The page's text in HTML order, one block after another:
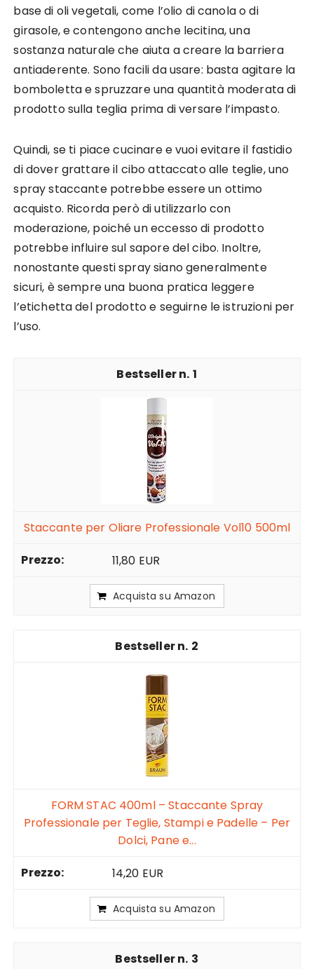
base di oli vegetali, come l’olio di canola o di
girasole, e contengono anche lecitina, una
sostanza naturale che aiuta a creare la barriera
antiaderente. Sono facili da usare: basta agitare la
bomboletta e spruzzare una quantità moderata di
prodotto sulla teglia prima di versare l’impasto.
Quindi, se ti piace cucinare e vuoi evitare il fastidio
di dover grattare il cibo attaccato alle teglie, uno
spray staccante potrebbe essere un ottimo
acquisto. Ricorda però di utilizzarlo con
moderazione, poiché un eccesso di prodotto
potrebbe influire sul sapore del cibo. Inoltre,
nonostante questi spray siano generalmente
sicuri, è sempre una buona pratica leggere
l’etichetta del prodotto e seguirne le istruzioni per
l’uso.
1
Staccante per Oliare Professionale Vol10 500ml
11,80 EUR
Acquista su Amazon
2
FORM STAC 400ml – Staccante Spray
Professionale per Teglie, Stampi e Padelle – Per
Dolci, Pane e...
14,20 EUR
Acquista su Amazon
3